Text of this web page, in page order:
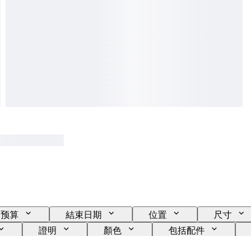
预算 結束日期 位置 尺寸
證明 顏色 包括配件